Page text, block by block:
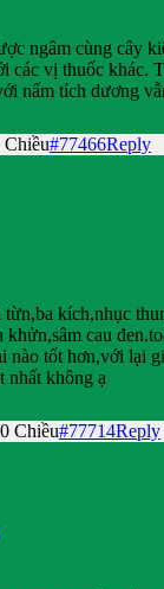
ngâm cùng cây
các vị thuốc khác.
nấm tích dương
Chiều#77466Reply
kích,nhục
khửn,sâm cau
nào tốt hơn,với lại
nhất không ạ
Chiều#77714Reply